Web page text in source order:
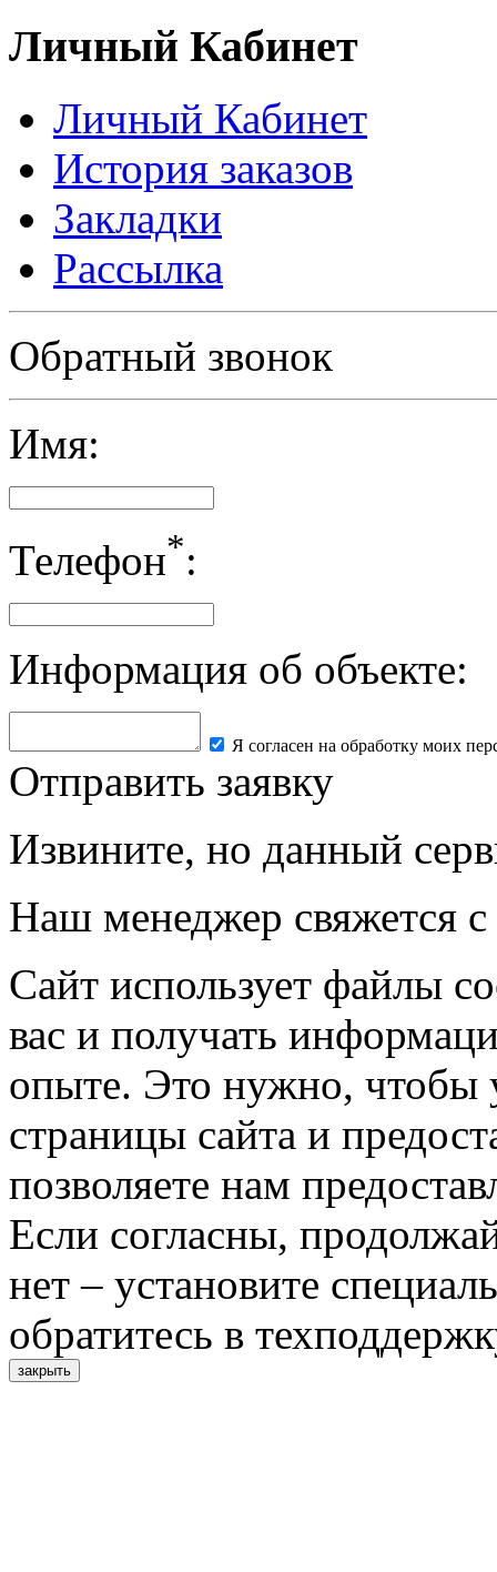
Личный Кабинет
Личный Кабинет
История заказов
Закладки
Рассылка
Обратный звонок
Имя:
Телефон*:
Информация об объекте:
Я согласен на обработку моих
Отправить заявку
Извините, но данный
Наш менеджер свяжется
Сайт использует файлы
вас и получать
опыте. Это нужно, чтобы
страницы сайта и
позволяете нам
Если согласны,
нет – установите
обратитесь в
закрыть